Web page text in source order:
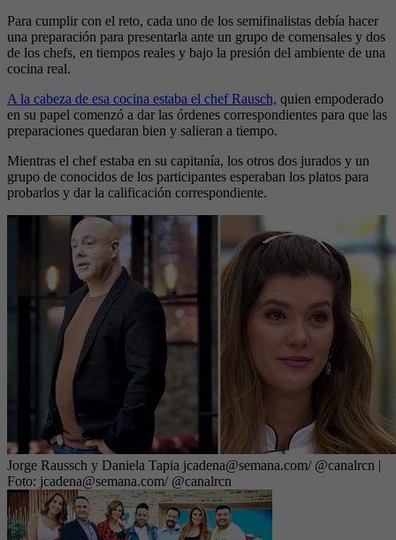
Para cumplir con el reto, cada uno de los semifinalistas debía hacer
una preparación para presentarla ante un grupo de comensales y dos
de los chefs, en tiempos reales y bajo la presión del ambiente de una
cocina real.
A la cabeza de esa cocina estaba el chef Rausch, quien empoderado
en su papel comenzó a dar las órdenes correspondientes para que las
preparaciones quedaran bien y salieran a tiempo.
Mientras el chef estaba en su capitanía, los otros dos jurados y un
grupo de conocidos de los participantes esperaban los platos para
probarlos y dar la calificación correspondiente.
Jorge Raussch y Daniela Tapia jcadena@semana.com/ @canalrcn |
Foto: jcadena@semana.com/ @canalrcn